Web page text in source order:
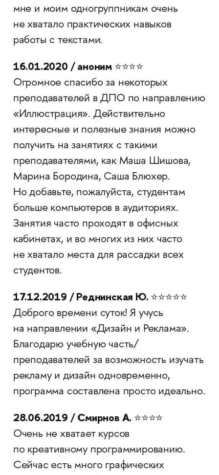
мне и моим одногруппникам очень
не хватало практических навыков
работы с текстами.
16.01.2020 / аноним ⭐⭐⭐⭐
Огромное спасибо за некоторых
преподавателей в ДПО по направлению
«Иллюстрация». Действительно
интересные и полезные знания можно
получить на занятиях с такими
преподавателями, как Маша Шишова,
Марина Бородина, Саша Блюхер.
Но добавьте, пожалуйста, студентам
больше компьютеров в аудиториях.
Занятия часто проходят в офисных
кабинетах, и во многих из них часто
не хватало места для рассадки всех
студентов.
17.12.2019 / Реднинская Ю. ⭐⭐⭐⭐⭐
Доброго времени суток! Я учусь
на направлении «Дизайн и Реклама».
Благодарю учебную часть/
преподавателей за возможность изучать
рекламу и дизайн одновременно,
программа составлена просто идеально.
28.06.2019 / Смирнов А. ⭐⭐⭐⭐
Очень не хватает курсов
по креативному программированию.
Сейчас есть много графических